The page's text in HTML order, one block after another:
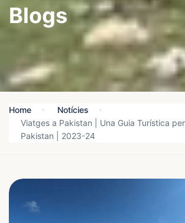
Blogs
Home
Notícies
Viatges a Pakistan | Una Guia Turística
Pakistan | 2023-24